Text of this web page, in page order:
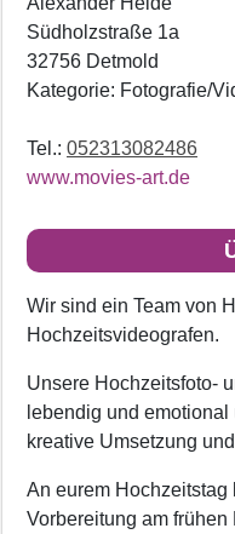
Südholzstraße 1a
32756 Detmold
Kategorie: Fotografie/
Tel.: 052313082486
www.movies-art.de
Wir sind ein Team von
Hochzeitsvideografen.
Unsere Hochzeitsfoto-
lebendig und
kreative Umsetzung
An eurem
Vorbereitung am